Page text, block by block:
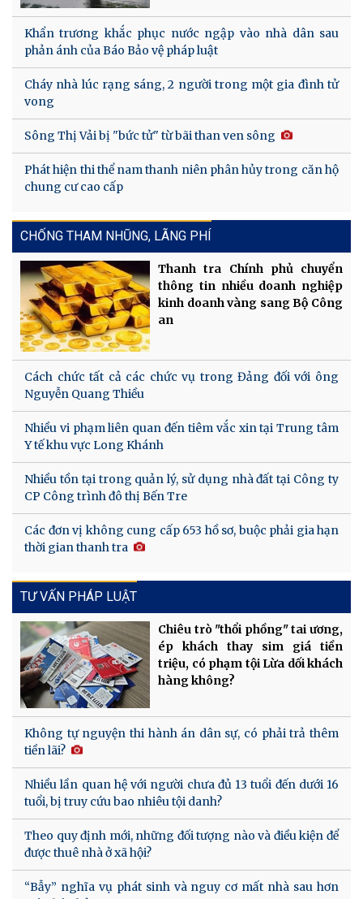
Khẩn trương khắc phục nước ngập vào nhà dân sau
phản ánh của Báo Bảo vệ pháp luật
Cháy nhà lúc rạng sáng, 2 người trong một gia đình tử
vong
Sông Thị Vải bị "bức tử" từ bãi than ven sông
Phát hiện thi thể nam thanh niên phân hủy trong căn hộ
chung cư cao cấp
CHỐNG THAM NHŨNG, LÃNG PHÍ
Thanh tra Chính phủ chuyển
thông tin nhiều doanh nghiệp
kinh doanh vàng sang Bộ Công
an
Cách chức tất cả các chức vụ trong Đảng đối với ông
Nguyễn Quang Thiều
Nhiều vi phạm liên quan đến tiêm vắc xin tại Trung tâm
Y tế khu vực Long Khánh
Nhiều tồn tại trong quản lý, sử dụng nhà đất tại Công ty
CP Công trình đô thị Bến Tre
Các đơn vị không cung cấp 653 hồ sơ, buộc phải gia hạn
thời gian thanh tra
TƯ VẤN PHÁP LUẬT
Chiêu trò "thổi phồng" tai ương,
ép khách thay sim giá tiền
triệu, có phạm tội Lừa dối khách
hàng không?
Không tự nguyện thi hành án dân sự, có phải trả thêm
tiền lãi?
Nhiều lần quan hệ với người chưa đủ 13 tuổi đến dưới 16
tuổi, bị truy cứu bao nhiêu tội danh?
Theo quy định mới, những đối tượng nào và điều kiện để
được thuê nhà ở xã hội?
“Bẫy” nghĩa vụ phát sinh và nguy cơ mất nhà sau hơn